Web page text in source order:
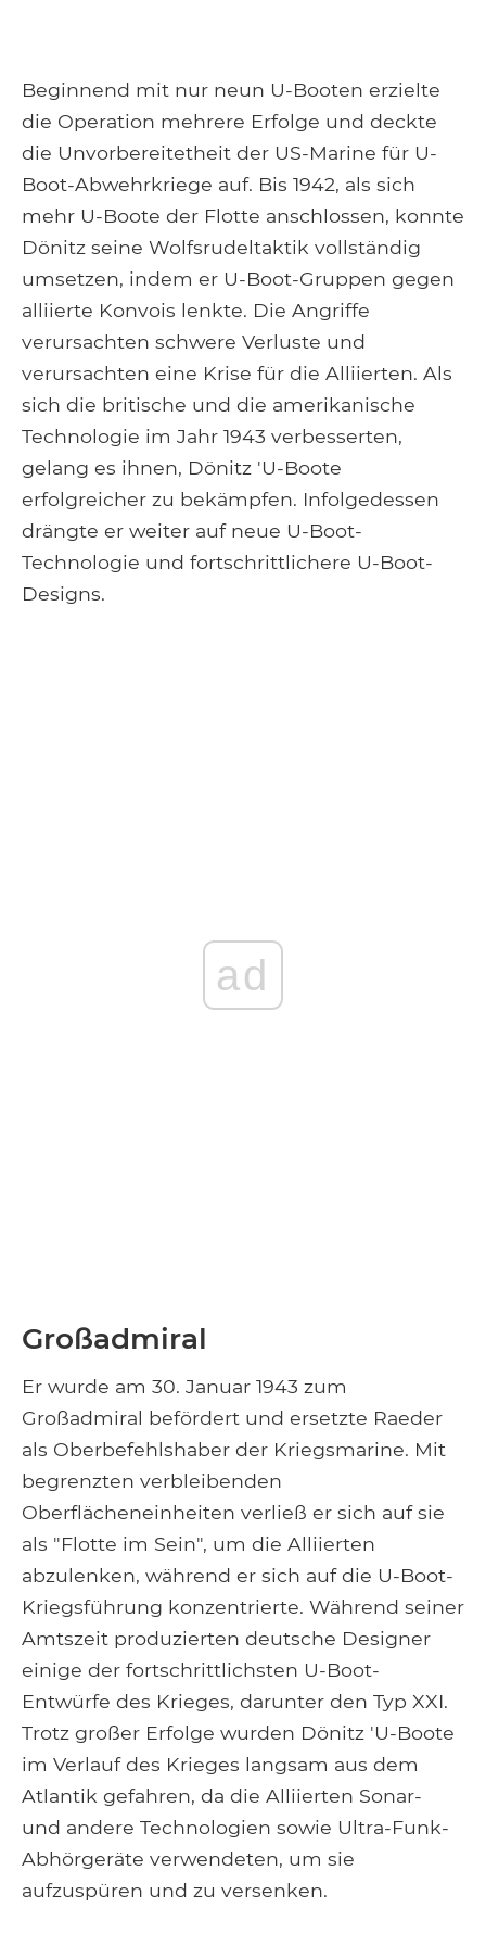
Beginnend mit nur neun U-Booten erzielte
die Operation mehrere Erfolge und deckte
die Unvorbereitetheit der US-Marine für U-
Boot-Abwehrkriege auf. Bis 1942, als sich
mehr U-Boote der Flotte anschlossen, konnte
Dönitz seine Wolfsrudeltaktik vollständig
umsetzen, indem er U-Boot-Gruppen gegen
alliierte Konvois lenkte. Die Angriffe
verursachten schwere Verluste und
verursachten eine Krise für die Alliierten. Als
sich die britische und die amerikanische
Technologie im Jahr 1943 verbesserten,
gelang es ihnen, Dönitz 'U-Boote
erfolgreicher zu bekämpfen. Infolgedessen
drängte er weiter auf neue U-Boot-
Technologie und fortschrittlichere U-Boot-
Designs.
ad
Großadmiral
Er wurde am 30. Januar 1943 zum
Großadmiral befördert und ersetzte Raeder
als Oberbefehlshaber der Kriegsmarine. Mit
begrenzten verbleibenden
Oberflächeneinheiten verließ er sich auf sie
als "Flotte im Sein", um die Alliierten
abzulenken, während er sich auf die U-Boot-
Kriegsführung konzentrierte. Während seiner
Amtszeit produzierten deutsche Designer
einige der fortschrittlichsten U-Boot-
Entwürfe des Krieges, darunter den Typ XXI.
Trotz großer Erfolge wurden Dönitz 'U-Boote
im Verlauf des Krieges langsam aus dem
Atlantik gefahren, da die Alliierten Sonar-
und andere Technologien sowie Ultra-Funk-
Abhörgeräte verwendeten, um sie
aufzuspüren und zu versenken.